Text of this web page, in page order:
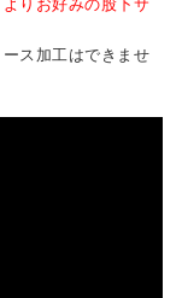
りお好みの股下サ
ス加工はできませ